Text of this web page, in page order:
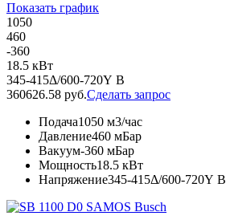
Показать график
1050
460
-360
18.5 кВт
345-415Δ/600-720Y В
360626.58 руб.Сделать запрос
Подача1050 м3/час
Давление460 мБар
Вакуум-360 мБар
Мощность18.5 кВт
Напряжение345-415Δ/600-720Y В